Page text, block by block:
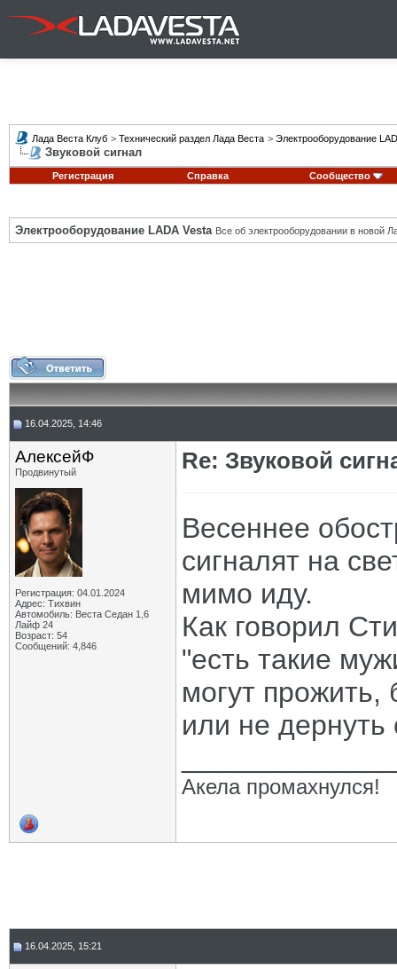
Лада Веста Клуб > Технический раздел Лада Веста > Электрооборудование
Звуковой сигнал
Регистрация Справка Сообщество
Электрооборудование LADA Vesta Все об электрооборудовании в новой
16.04.2025, 14:46
АлексейФ
Продвинутый
Регистрация: 04.01.2024
Адрес: Тихвин
Автомобиль: Веста Седан 1,6
Лайф 24
Возраст: 54
Сообщений: 4,846
Re: Звуковой
Весеннее
сигналят на
мимо иду.
Как говорил
"есть такие
могут прожить,
или не дернуть
Акела промахнулся!
16.04.2025, 15:21